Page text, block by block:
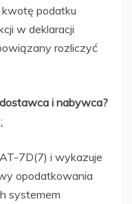
podatku
w deklaracji
rozliczyć
i nabywca?
7D(7) i wykazuje
opodatkowania
systemem